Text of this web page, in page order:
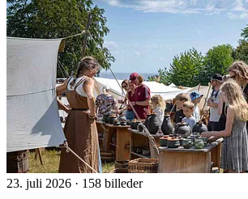
23. juli 2026 · 158 billeder